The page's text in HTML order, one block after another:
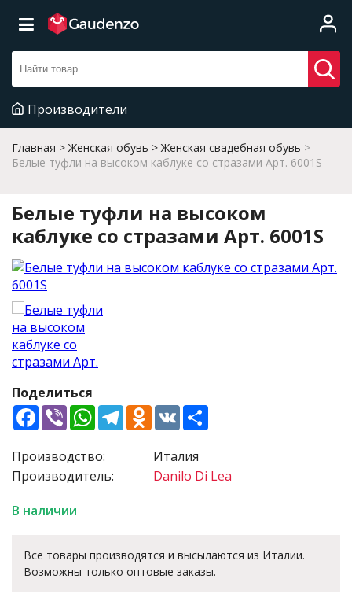
Производители
Главная Женская обувь
Женская свадебная обувь
Белые туфли на высоком каблуке со стразами Арт. 6001S
Белые туфли на высоком
каблуке со стразами Арт. 6001S
Поделиться
Facebook
ViberWhatsApp
TelegramOdnoklassniki
VK
Производство:
Производитель:
Италия
Danilo Di Lea
В наличии
Все товары производятся и высылаются из Италии.
Возможны только оптовые заказы.